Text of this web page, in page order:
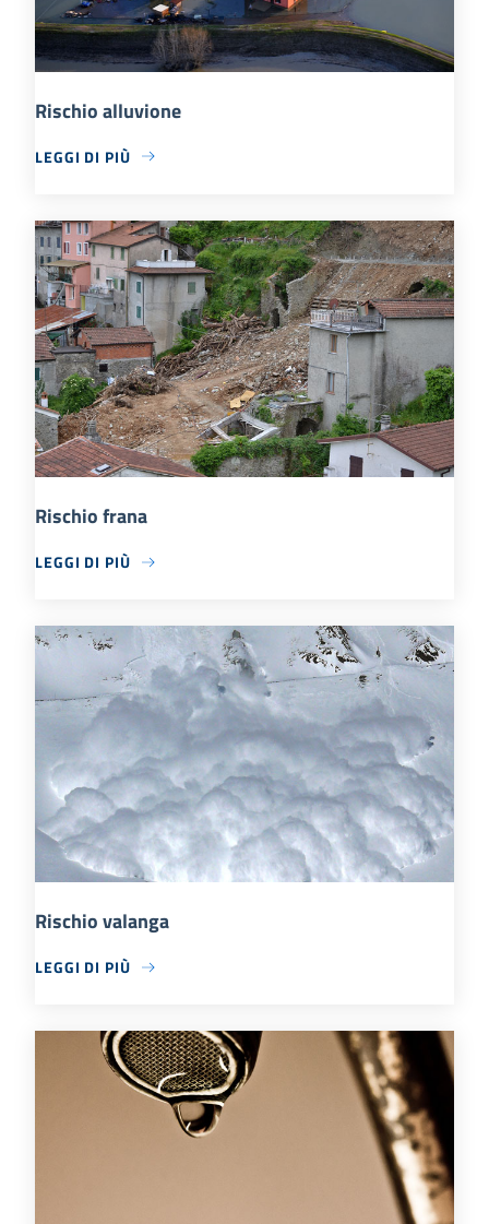
Rischio alluvione
LEGGI DI PIÙ
Rischio frana
LEGGI DI PIÙ
Rischio valanga
LEGGI DI PIÙ